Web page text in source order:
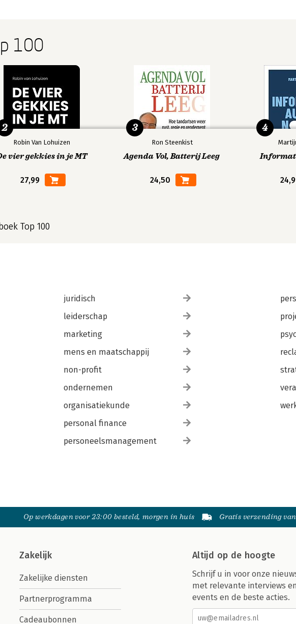
100
Robin Van Lohuizen
vier gekkies in je MT
27,99
2
Ron Steenkist
Agenda Vol, Batterij Leeg
24,50
3 4
Top 100
juridisch
leiderschap
marketing
mens en maatschappij
non-profit
ondernemen
organisatiekunde
personal finance
personeelsmanagement
Op werkdagen voor 23:00 besteld, morgen in huis Gratis verzending
Zakelijk
Zakelijke diensten
Partnerprogramma
Cadeaubonnen
Altijd op de hoogte
Schrijf u in voor onze
met relevante interviews
events en de beste acties.